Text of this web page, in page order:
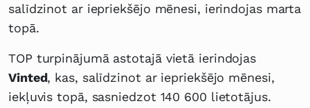
salīdzinot ar iepriekšējo mēnesi, ierindojas marta
topā.
TOP turpinājumā astotajā vietā ierindojas
Vinted, kas, salīdzinot ar iepriekšējo mēnesi,
iekļuvis topā, sasniedzot 140 600 lietotājus.